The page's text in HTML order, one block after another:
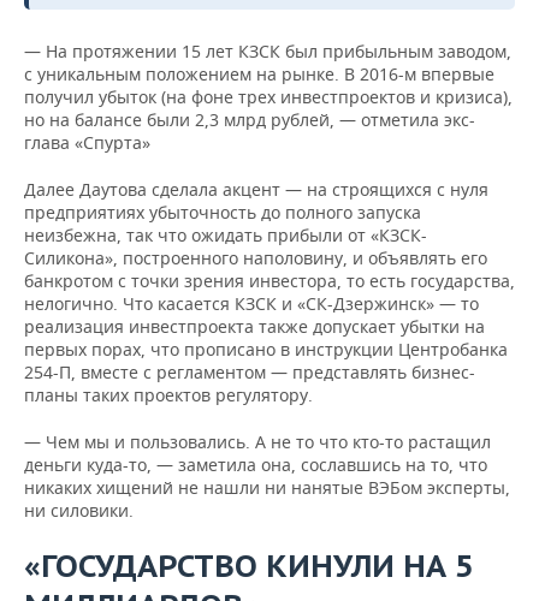
— На протяжении 15 лет КЗСК был прибыльным заводом,
с уникальным положением на рынке. В 2016-м впервые
получил убыток (на фоне трех инвестпроектов и кризиса),
но на балансе были 2,3 млрд рублей, — отметила экс-
глава «Спурта»
Далее Даутова сделала акцент — на строящихся с нуля
предприятиях убыточность до полного запуска
неизбежна, так что ожидать прибыли от «КЗСК-
Силикона», построенного наполовину, и объявлять его
банкротом с точки зрения инвестора, то есть государства,
нелогично. Что касается КЗСК и «СК-Дзержинск» — то
реализация инвестпроекта также допускает убытки на
первых порах, что прописано в инструкции Центробанка
254-П, вместе с регламентом — представлять бизнес-
планы таких проектов регулятору.
— Чем мы и пользовались. А не то что кто-то растащил
деньги куда-то, — заметила она, сославшись на то, что
никаких хищений не нашли ни нанятые ВЭБом эксперты,
ни силовики.
«ГОСУДАРСТВО КИНУЛИ НА 5